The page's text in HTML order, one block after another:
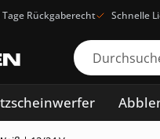
Tage Rückgaberecht Schnelle